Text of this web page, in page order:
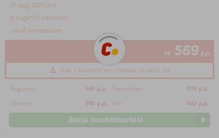
21 aug 2026 (vr)
8 dagen (7 nachten)
vanaf Amsterdam
va 569 p.p.
Nog 1 kamer(s) beschikbaar op deze site
Augustus 569 p.p. September 810 p.p.
Oktober
590 p.p. Mei 642 p.p.
Bekijk beschikbaarheid